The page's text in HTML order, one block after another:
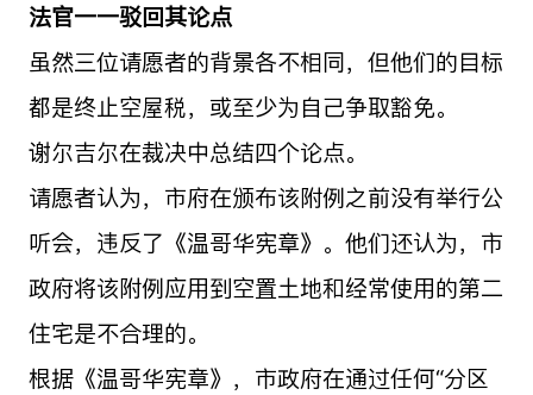
法官一一驳回其论点
虽然三位请愿者的背景各不相同，但他们的目标
都是终止空屋税，或至少为自己争取豁免。
谢尔吉尔在裁决中总结四个论点。
请愿者认为，市府在颁布该附例之前没有举行公
听会，违反了《温哥华宪章》。他们还认为，市
政府将该附例应用到空置土地和经常使用的第二
住宅是不合理的。
根据《温哥华宪章》，市政府在通过任何“分区